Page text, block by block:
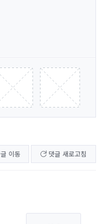
이동 댓글 새로고침